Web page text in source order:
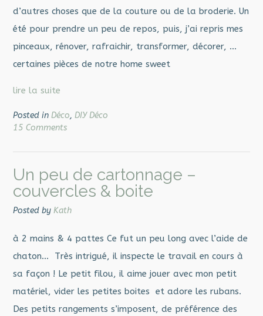
d’autres choses que de la couture ou de la broderie. Un
été pour prendre un peu de repos, puis, j’ai repris mes
pinceaux, rénover, rafraichir, transformer, décorer, …
certaines pièces de notre home sweet
lire la suite
Posted in Déco, DIY Déco
15 Comments
Un peu de cartonnage –
couvercles & boite
Posted by Kath
à 2 mains & 4 pattes Ce fut un peu long avec l’aide de
chaton… Très intrigué, il inspecte le travail en cours à
sa façon ! Le petit filou, il aime jouer avec mon petit
matériel, vider les petites boites et adore les rubans.
Des petits rangements s’imposent, de préférence des